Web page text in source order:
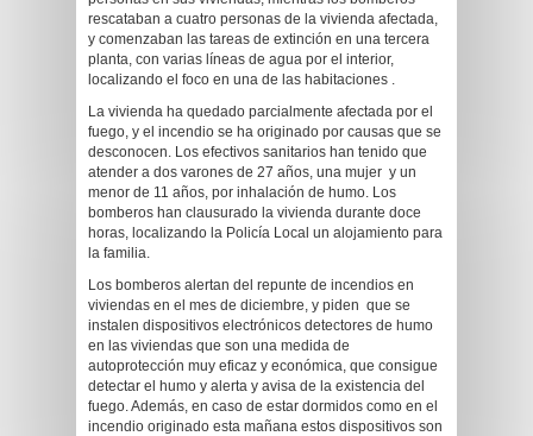
rescataban a cuatro personas de la vivienda afectada,
y comenzaban las tareas de extinción en una tercera
planta, con varias líneas de agua por el interior,
localizando el foco en una de las habitaciones .
La vivienda ha quedado parcialmente afectada por el
fuego, y el incendio se ha originado por causas que se
desconocen. Los efectivos sanitarios han tenido que
atender a dos varones de 27 años, una mujer y un
menor de 11 años, por inhalación de humo. Los
bomberos han clausurado la vivienda durante doce
horas, localizando la Policía Local un alojamiento para
la familia.
Los bomberos alertan del repunte de incendios en
viviendas en el mes de diciembre, y piden que se
instalen dispositivos electrónicos detectores de humo
en las viviendas que son una medida de
autoprotección muy eficaz y económica, que consigue
detectar el humo y alerta y avisa de la existencia del
fuego. Además, en caso de estar dormidos como en el
incendio originado esta mañana estos dispositivos son